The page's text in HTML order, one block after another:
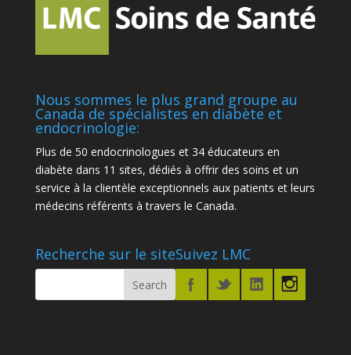
Nous sommes le plus grand groupe au
Canada de spécialistes en diabète et
endocrinologie:
Plus de 50 endocrinologues et 34 éducateurs en
diabète dans 11 sites, dédiés à offrir des soins et un
service à la clientèle exceptionnels aux patients et leurs
médecins référents à travers le Canada.
Recherche sur le siteSuivez LMC